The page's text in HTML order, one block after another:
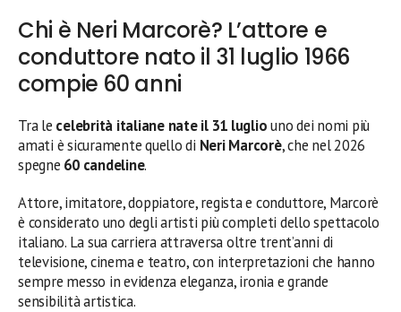
Chi è Neri Marcorè? L’attore e
conduttore nato il 31 luglio 1966
compie 60 anni
Tra le celebrità italiane nate il 31 lugliouno dei nomi più
amati è sicuramente quello di Neri Marcorè, che nel 2026
spegne 60 candeline.
Attore, imitatore, doppiatore, regista e conduttore, Marcorè
è considerato uno degli artisti più completi dello spettacolo
italiano. La sua carriera attraversa oltre trent’anni di
televisione, cinema e teatro, con interpretazioni che hanno
sempre messo in evidenza eleganza, ironia e grande
sensibilità artistica.